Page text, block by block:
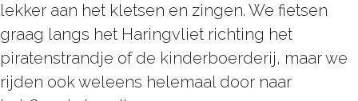
lekker aan het kletsen en zingen. We fietsen
graag langs het Haringvliet richting het
piratenstrandje of de kinderboerderij, maar we
rijden ook weleens helemaal door naar